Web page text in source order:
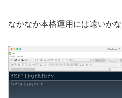
なかなか本格運用には遠いかな